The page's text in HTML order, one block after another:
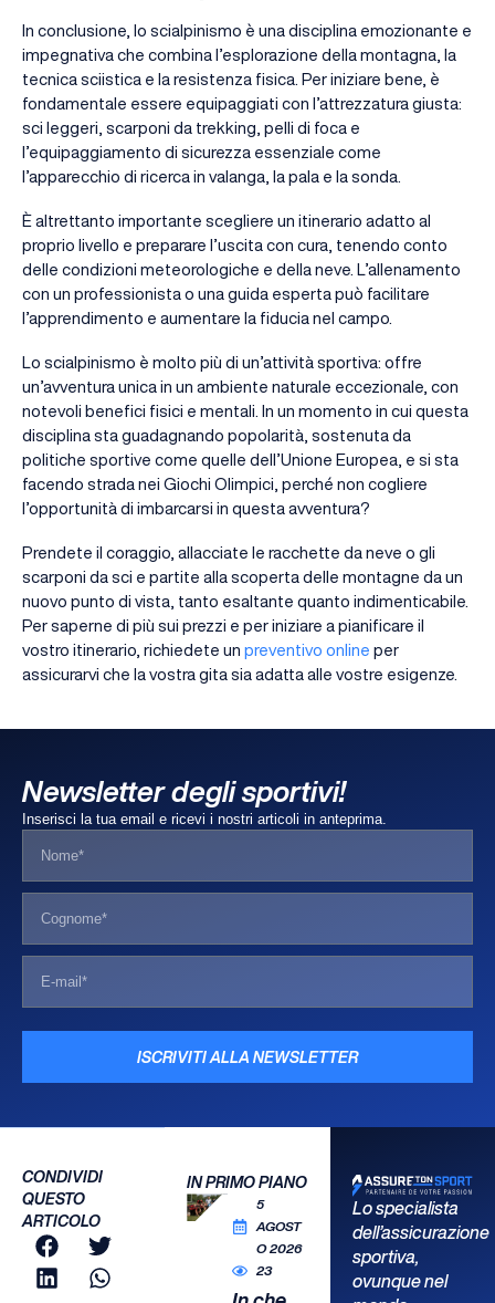
In conclusione, lo scialpinismo è una disciplina emozionante e
impegnativa che combina l’esplorazione della montagna, la
tecnica sciistica e la resistenza fisica. Per iniziare bene, è
fondamentale essere equipaggiati con l’attrezzatura giusta:
sci leggeri, scarponi da trekking, pelli di foca e
l’equipaggiamento di sicurezza essenziale come
l’apparecchio di ricerca in valanga, la pala e la sonda.
È altrettanto importante scegliere un itinerario adatto al
proprio livello e preparare l’uscita con cura, tenendo conto
delle condizioni meteorologiche e della neve. L’allenamento
con un professionista o una guida esperta può facilitare
l’apprendimento e aumentare la fiducia nel campo.
Lo scialpinismo è molto più di un’attività sportiva: offre
un’avventura unica in un ambiente naturale eccezionale, con
notevoli benefici fisici e mentali. In un momento in cui questa
disciplina sta guadagnando popolarità, sostenuta da
politiche sportive come quelle dell’Unione Europea, e si sta
facendo strada nei Giochi Olimpici, perché non cogliere
l’opportunità di imbarcarsi in questa avventura?
Prendete il coraggio, allacciate le racchette da neve o gli
scarponi da sci e partite alla scoperta delle montagne da un
nuovo punto di vista, tanto esaltante quanto indimenticabile.
Per saperne di più sui prezzi e per iniziare a pianificare il
vostro itinerario, richiedete un preventivo online per
assicurarvi che la vostra gita sia adatta alle vostre esigenze.
Newsletter degli sportivi!
Inserisci la tua email e ricevi i nostri articoli in anteprima.
ISCRIVITI ALLA NEWSLETTER
CONDIVIDI
QUESTO
ARTICOLO
IN PRIMO PIANO
5
AGOST
O 2026
23
Lo specialista
dell’assicurazione
sportiva,
ovunque nel